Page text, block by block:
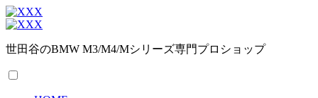
世田谷のBMW M3/M4/Mシリーズ専門プロショップ